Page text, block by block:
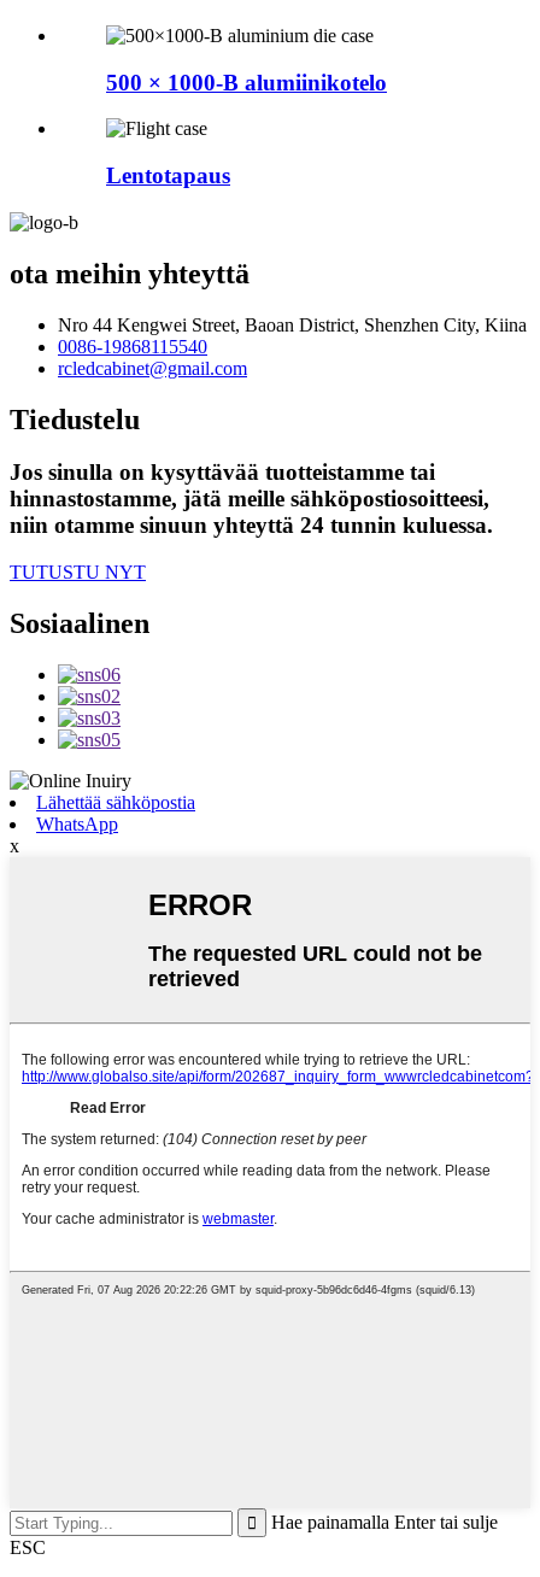
500 × 1000-B alumiinikotelo
Lentotapaus
ota meihin yhteyttä
Nro 44 Kengwei Street, Baoan District, Shenzhen City, Kiina
0086-19868115540
rcledcabinet@gmail.com
Tiedustelu
Jos sinulla on kysyttävää tuotteistamme tai
hinnastostamme, jätä meille sähköpostiosoitteesi,
niin otamme sinuun yhteyttä 24 tunnin kuluessa.
TUTUSTU NYT
Sosiaalinen
Lähettää sähköpostia
WhatsApp
x
Hae painamalla Enter tai sulje
ESC